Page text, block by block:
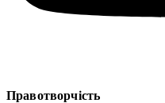
Правотворчість